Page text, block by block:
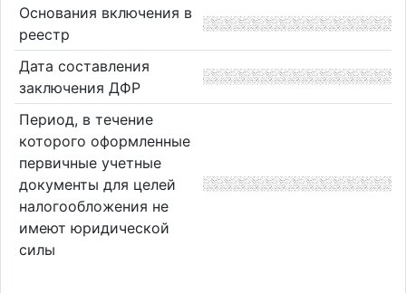
Основания включения в
реестр
Дата составления
заключения ДФР
Период, в течение
которого оформленные
первичные учетные
документы для целей
налогообложения не
имеют юридической
силы